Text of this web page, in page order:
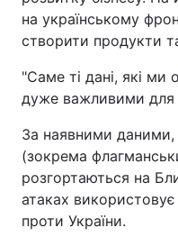
на українському
створити продукти
"Саме ті дані, які ми
дуже важливими для
За наявними даними,
(зокрема
розгортаються на
атаках використовує
проти України.